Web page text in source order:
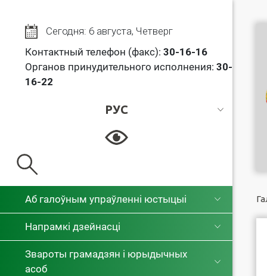
Сегодня: 6 августа, Четверг
Контактный телефон (факс): 30-16-16
Органов принудительного исполнения: 30-
16-22
РУС
РУС
Аб галоўным упраўленні юстыцыі
Напрамкі дзейнасці
Звароты грамадзян і юрыдычных
асоб